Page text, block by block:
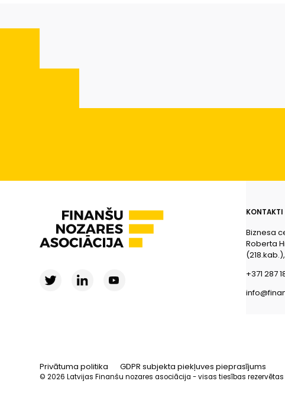
KONTAKTI
Biznesa
Roberta
+371 287
Privātuma politika GDPR subjekta piekļuves pieprasījums
© 2026 Latvijas Finanšu nozares asociācija - visas tiesības rezervētas